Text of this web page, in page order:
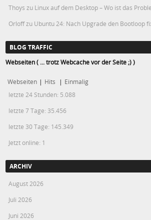
Thoys zu Linux auf dem Desktop – Wo ist das
Orloffzu Ubuntu 24: Nach Upgrade den Bootloop
BLOG TRAFFIC
Webseiten ( ... trotz Webcache vor der Seite ;) )
Webseiten | Hits | Einmalig
letzte 24 Stunden: 5.088
letzte 7 Tage: 35.456
letzte 30 Tage: 145.349
Jetzt online: 1
ARCHIV
August 2026
Juli 2026
Juni 2026